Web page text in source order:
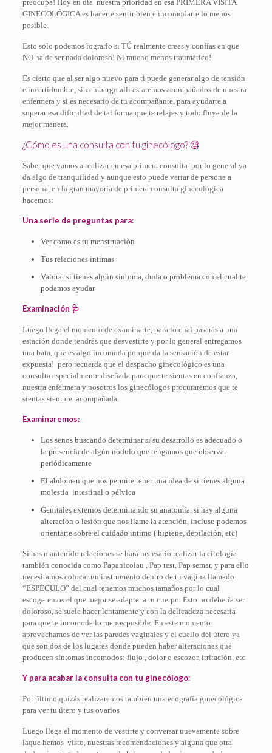
preocupa! Hoy en día nuestra prioridad en esa PRIMERA VISITA
GINECOLÓGICA es hacerte sentir bien e incomodarte lo menos
posible.
Esto solo podemos lograrlo si TÚ realmente crees y confías en que
NO ha de ser nada doloroso! Ni mucho menos traumático!
Es cierto que al ser algo nuevo para ti puede generar algo de tensión
e incertidumbre, sin embargo allí estaremos acompañados de nuestra
enfermera y si es necesario de tu acompañante, para ayudarte a
superar esa dificultad de tal forma que te relajes y todo fluya de la
mejor manera.
¿Cómo es una consulta con tu ginecólogo? 🧐
Saber que vamos a realizar en esa primera consulta por lo general ya
da algo de tranquilidad y aunque esto puede variar de persona a
persona, en la gran mayoría de primera consulta ginecológica
hacemos:
Una serie de preguntas para:
Ver como es tu menstruación
Tus relaciones intimas
Valorar si tienes algún síntoma, duda o problema con el cual te
podamos ayudar
Examinación 🩺
Luego llega el momento de examinarte, para lo cual pasarás a una
estación donde tendrás que desvestirte y por lo general entregamos
una bata, que es algo incomoda porque da la sensación de estar
expuesta! pero recuerda que el despacho ginecológico es una
consulta especialmente diseñada para que te sientas en confianza,
nuestra enfermera y nosotros los ginecólogos procuraremos que te
sientas siempre acompañada.
Examinaremos:
Los senos buscando determinar si su desarrollo es adecuado o
la presencia de algún nódulo que tengamos que observar
periódicamente
El abdomen que nos permite tener una idea de si tienes alguna
molestia intestinal o pélvica
Genitales externos determinando su anatomía, si hay alguna
alteración o lesión que nos llame la atención, incluso podemos
orientarte sobre el cuidado intimo ( higiene, depilación, etc)
Si has mantenido relaciones se hará necesario realizar la citología
también conocida como Papanicolau , Pap test, Pap semar, y para ello
necesitamos colocar un instrumento dentro de tu vagina llamado
“ESPÉCULO” del cual tenemos muchos tamaños por lo cual
escogeremos el que mejor se adapte a tu cuerpo. Esto no debería ser
doloroso, se suele hacer lentamente y con la delicadeza necesaria
para que te incomode lo menos posible. En este momento
aprovechamos de ver las paredes vaginales y el cuello del útero ya
queson dos de los lugares donde pueden haber alteraciones que
producen síntomas incomodos: flujo , dolor o escozor, irritación, etc
Y para acabar la consulta con tu ginecólogo:
Por último quizás realizaremos también una ecografía ginecológica
para ver tu útero y tus ovarios
Luego llega el momento de vestirte y conversar nuevamente sobre
laque hemos visto, nuestras recomendaciones y alguna que otra